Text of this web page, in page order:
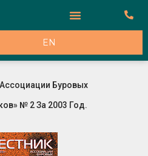
EN
Буровых
№ 2 За 2003 Год.